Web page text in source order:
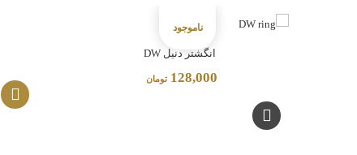
انگشتر دنیل DW
128,000 تومان